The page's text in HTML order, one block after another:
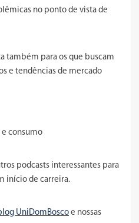
no ponto de vista de
também para os que buscam
e tendências de mercado
e consumo
podcasts interessantes para
início de carreira.
UniDomBosco e nossas